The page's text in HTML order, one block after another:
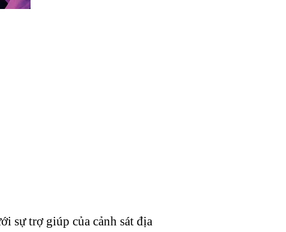
sự trợ giúp của cảnh sát địa